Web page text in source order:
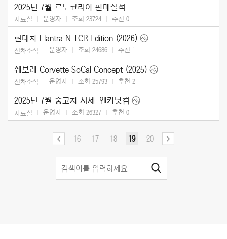
2025년 7월 르노코리아 판매실적
자료실 운영자 조회 23724 추천 0
현대차 Elantra N TCR Edition (2026)
신차소식 운영자 조회 24686 추천 1
쉐보레 Corvette SoCal Concept (2025)
신차소식 운영자 조회 25793 추천 2
2025년 7월 중고차 시세-엔카닷컴
자료실 운영자 조회 26327 추천 0
16 17 18 19 20